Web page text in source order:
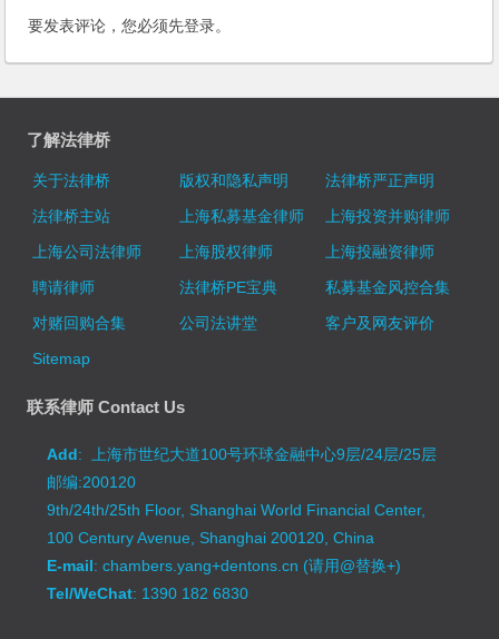
要发表评论，您必须先登录。
了解法律桥
关于法律桥 版权和隐私声明
法律桥严正声明
法律桥主站
上海私募基金律师
上海投资并购律师
上海公司法律师
上海股权律师
上海投融资律师
聘请律师
法律桥PE宝典
私募基金风控合集
对赌回购合集
公司法讲堂
客户及网友评价
Sitemap
联系律师 Contact Us
Add: 上海市世纪大道100号环球金融中心9层/24层/25层
邮编:200120
9th/24th/25th Floor, Shanghai World Financial Center,
100 Century Avenue, Shanghai 200120, China
E-mail: chambers.yang+dentons.cn (请用@替换+)
Tel/WeChat: 1390 182 6830